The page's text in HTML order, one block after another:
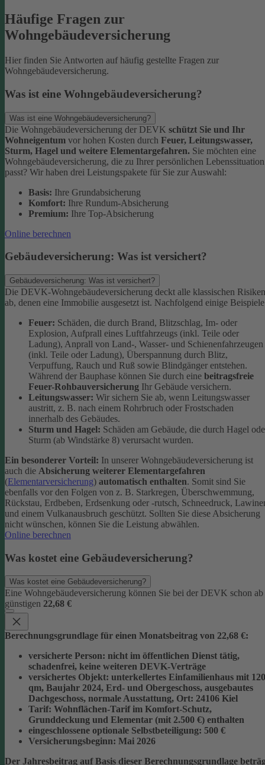
Häufige Fragen zur
Wohngebäudeversicherung
Hier finden Sie Antworten auf häufig gestellte Fragen zur
Wohngebäudeversicherung.
Was ist eine Wohngebäudeversicherung?
Was ist eine Wohngebäudeversicherung?
Die Wohngebäudeversicherung der DEVK schützt Sie und Ihr
Wohneigentum vor hohen Kosten durch Feuer, Leitungswasser,
Sturm, Hagel und weitere Elementargefahren. Sie möchten eine
Wohngebäudeversicherung, die zu Ihrer persönlichen Lebenssituation
passt? Wir haben drei Leistungspakete für Sie zur Auswahl:
Basis: Ihre Grundabsicherung
Komfort: Ihre Rundum-Absicherung
Premium: Ihre Top-Absicherung
Online berechnen
Gebäudeversicherung: Was ist versichert?
Gebäudeversicherung: Was ist versichert?
Die DEVK-Wohngebäudeversicherung deckt alle klassischen Risiken
ab, denen eine Immobilie ausgesetzt ist. Nachfolgend einige
Feuer: Schäden, die durch Brand, Blitzschlag, Im- oder
Explosion, Aufprall eines Luftfahrzeugs (inkl. Teile oder
Ladung), Anprall von Land-, Wasser- und Schienenfahrzeugen
(inkl. Teile oder Ladung), Überspannung durch Blitz,
Verpuffung, Rauch und Ruß sowie Blindgänger entstehen.
Während der Bauphase können Sie durch eine beitragsfreie
Feuer-Rohbauversicherung Ihr Gebäude versichern.
Leitungswasser: Wir sichern Sie ab, wenn Leitungswasser
austritt, z. B. nach einem Rohrbruch oder Frostschaden
innerhalb des Gebäudes.
Sturm und Hagel: Schäden am Gebäude, die durch Hagel
Sturm (ab Windstärke 8) verursacht wurden.
Ein besonderer Vorteil: In unserer Wohngebäudeversicherung ist
auch die Absicherung weiterer Elementargefahren
(Elementarversicherung) automatisch enthalten. Somit sind Sie
ebenfalls vor den Folgen von z. B. Starkregen, Überschwemmung,
Rückstau, Erdbeben, Erdsenkung oder -rutsch, Schneedruck,
und einem Vulkanausbruch geschützt. Sollten Sie diese Absicherung
nicht wünschen, können Sie die Leistung abwählen.
Online berechnen
Was kostet eine Gebäudeversicherung?
Was kostet eine Gebäudeversicherung?
Eine Wohngebäudeversicherung können Sie bei der DEVK schon ab
günstigen 22,68 €
Berechnungsgrundlage für einen Monatsbeitrag von 22,68 €:
versicherte Person: nicht im öffentlichen Dienst tätig,
schadenfrei, keine weiteren DEVK-Verträge
versichertes Objekt: unterkellertes Einfamilienhaus mit 120
qm, Baujahr 2024, Erd- und Obergeschoss, ausgebautes
Dachgeschoss, normale Ausstattung, Ort: 24106 Kiel
Tarif: Wohnflächen-Tarif im Komfort-Schutz,
Grunddeckung und Elementar (mit 2.500 €) enthalten
eingeschlossene optionale Selbstbeteiligung: 500 €
Versicherungsbeginn: Mai 2026
Der Jahresbeitrag auf Basis dieser Berechnungsgrundlage